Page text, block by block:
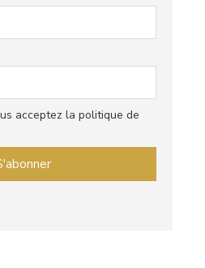
acceptez la politique de